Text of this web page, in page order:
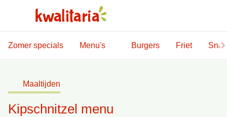
Zomer specials Menu's Burgers Friet
Maaltijden
Kipschnitzel menu